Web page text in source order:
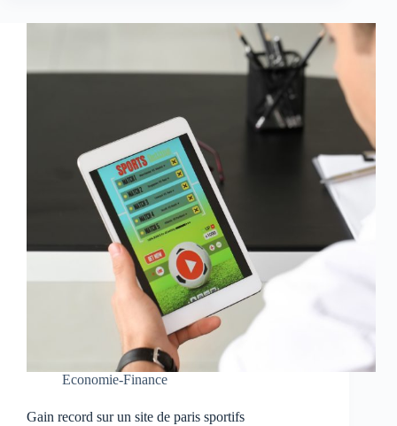
Economie-Finance
Gain record sur un site de paris sportifs